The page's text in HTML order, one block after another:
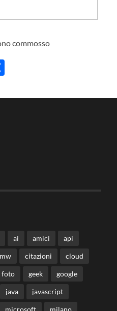
commosso
ai amici api
citazioni cloud
foto geek google
java javascript